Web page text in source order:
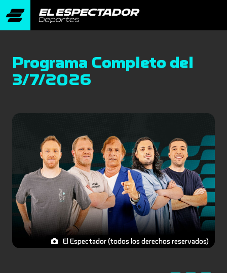
Programa Completo del
3/7/2026
El Espectador (todos los derechos reservados)